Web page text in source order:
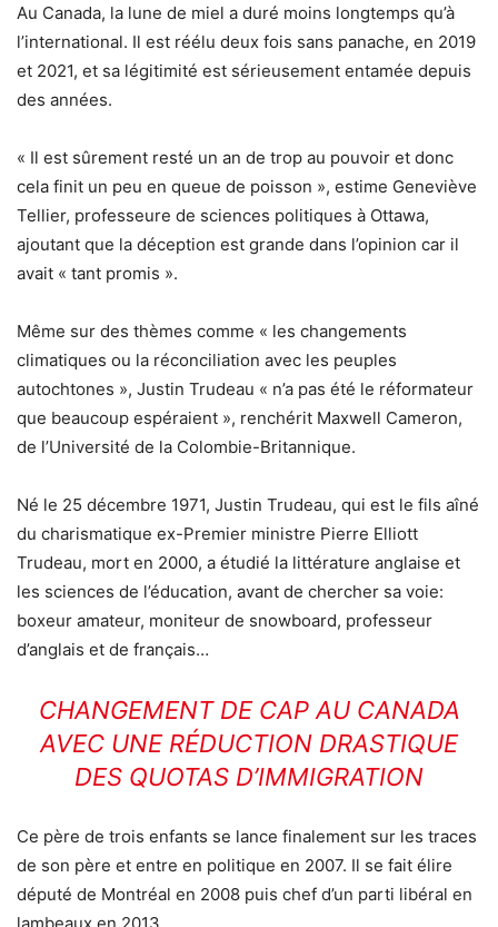
Au Canada, la lune de miel a duré moins longtemps qu’à
l’international. Il est réélu deux fois sans panache, en 2019
et 2021, et sa légitimité est sérieusement entamée depuis
des années.
« Il est sûrement resté un an de trop au pouvoir et donc
cela finit un peu en queue de poisson », estime Geneviève
Tellier, professeure de sciences politiques à Ottawa,
ajoutant que la déception est grande dans l’opinion car il
avait « tant promis ».
Même sur des thèmes comme « les changements
climatiques ou la réconciliation avec les peuples
autochtones », Justin Trudeau « n’a pas été le réformateur
que beaucoup espéraient », renchérit Maxwell Cameron,
de l’Université de la Colombie-Britannique.
Né le 25 décembre 1971, Justin Trudeau, qui est le fils aîné
du charismatique ex-Premier ministre Pierre Elliott
Trudeau, mort en 2000, a étudié la littérature anglaise et
les sciences de l’éducation, avant de chercher sa voie:
boxeur amateur, moniteur de snowboard, professeur
d’anglais et de français…
CHANGEMENT DE CAP AU CANADA
AVEC UNE RÉDUCTION DRASTIQUE
DES QUOTAS D’IMMIGRATION
Ce père de trois enfants se lance finalement sur les traces
de son père et entre en politique en 2007. Il se fait élire
député de Montréal en 2008 puis chef d’un parti libéral en